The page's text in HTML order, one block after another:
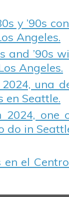
y ’90s
Angeles.
and ’90s
Angeles.
una
en Seattle.
2024,
do in
en el